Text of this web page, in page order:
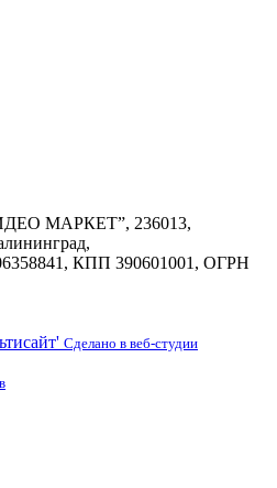
МАРКЕТ”, 236013,
КПП 390601001, ОГРН
Сделано в веб-студии